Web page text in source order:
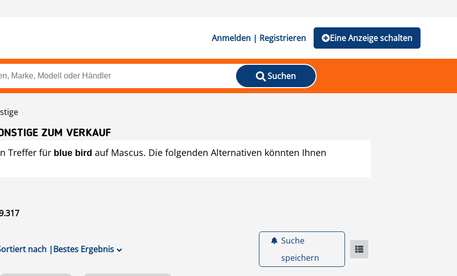
Anmelden | Registrieren Eine Anzeige schalten
Suchen
ZUM VERKAUF
Treffer für blue bird auf Mascus. Die folgenden Alternativen könnten Ihnen
nach |Bestes Ergebnis
Suche
speichern